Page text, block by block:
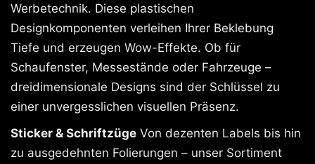
Werbetechnik. Diese plastischen
Designkomponenten verleihen Ihrer Beklebung
Tiefe und erzeugen Wow-Effekte. Ob für
Schaufenster, Messestände oder Fahrzeuge –
dreidimensionale Designs sind der Schlüssel zu
einer unvergesslichen visuellen Präsenz.
Sticker & Schriftzüge Von dezenten Labels bis hin
zu ausgedehnten Folierungen – unser Sortiment